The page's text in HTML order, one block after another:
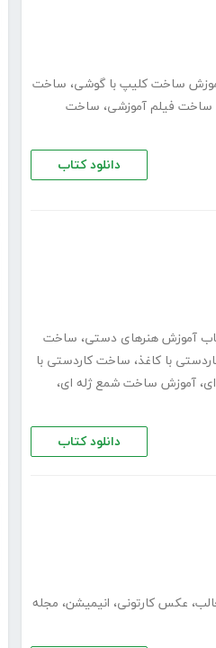
ساخت کلیپ با گوشی، ساخت
فیلم آموزشی، ساخت
دانلود کتاب
آموزش هنرهای دستی، ساخت
با کاغذ، ساخت کاردستی با
، آموزش ساخت شمع ژله ای،
دانلود کتاب
، عکس کارتونی، انیمیشن، مجله